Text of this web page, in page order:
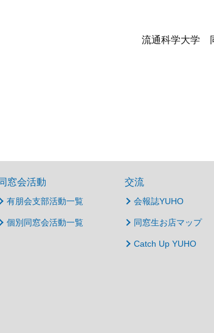
流通科学大学
窓会活動
有朋会支部活動一覧
個別同窓会活動一覧
交流
会報誌YUHO
同窓生お店マップ
Catch Up YUHO